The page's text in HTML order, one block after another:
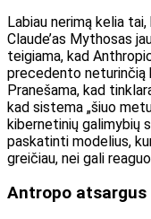
Labiau nerimą kelia
Claude’as Mythosas
teigiama, kad
precedento neturinčią
Pranešama, kad
kad sistema „šiuo
kibernetinių galimybių
paskatinti modelius,
greičiau, nei gali
Antropo